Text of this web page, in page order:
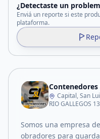
¿Detectaste un
Enviá un reporte si este
plataforma.
Contenedores
Capital, San
RIO GALLEGOS
Somos una empresa
obradores para